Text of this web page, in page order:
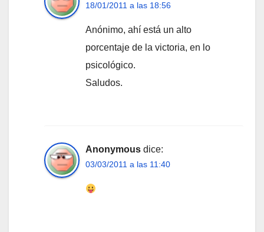
18/01/2011 a las 18:56
Anónimo, ahí está un alto
porcentaje de la victoria, en lo
psicológico.
Saludos.
Anonymous dice:
03/03/2011 a las 11:40